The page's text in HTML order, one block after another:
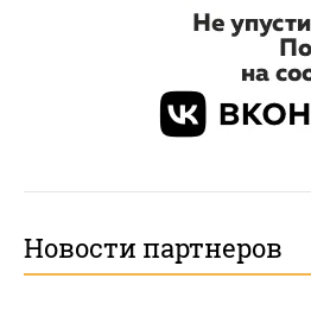
Новости партнеров